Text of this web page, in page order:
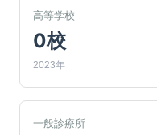
高等学校
0校
2023年
一般診療所